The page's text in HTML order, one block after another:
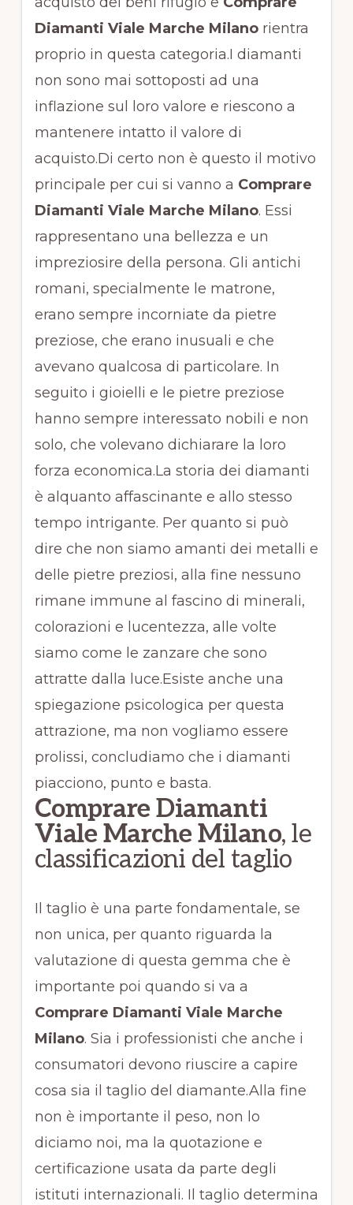
Diamanti Viale Marche Milanorientra
proprio in questa categoria.I diamanti
non sono mai sottoposti ad una
inflazione sul loro valore e riescono a
mantenere intatto il valore di
acquisto.Di certo non è questo il motivo
principale per cui si vanno a Comprare
Diamanti Viale Marche Milano. Essi
rappresentano una bellezza e un
impreziosire della persona. Gli antichi
romani, specialmente le matrone,
erano sempre incorniate da pietre
preziose, che erano inusuali e che
avevano qualcosa di particolare. In
seguito i gioielli e le pietre preziose
hanno sempre interessato nobili e non
solo, che volevano dichiarare la loro
forza economica.La storia dei diamanti
è alquanto affascinante e allo stesso
tempo intrigante. Per quanto si può
dire che non siamo amanti dei metalli e
delle pietre preziosi, alla fine nessuno
rimane immune al fascino di minerali,
colorazioni e lucentezza, alle volte
siamo come le zanzare che sono
attratte dalla luce.Esiste anche una
spiegazione psicologica per questa
attrazione, ma non vogliamo essere
prolissi, concludiamo che i diamanti
piacciono, punto e basta.
Comprare Diamanti
Viale Marche Milano, le
classificazioni del taglio
Il taglio è una parte fondamentale, se
non unica, per quanto riguarda la
valutazione di questa gemma che è
importante poi quando si va a
Comprare Diamanti Viale Marche
Milano. Sia i professionisti che anche i
consumatori devono riuscire a capire
cosa sia il taglio del diamante.Alla fine
non è importante il peso, non lo
diciamo noi, ma la quotazione e
certificazione usata da parte degli
istituti internazionali. Il taglio determina